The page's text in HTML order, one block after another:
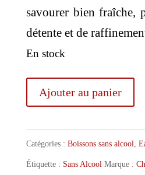
savourer bien fraîche,
détente et de
En stock
quantité
de
Chartreuse
Henri-
Marie
Ajouter au panier
Catégories : Boissons sans alcool,
Étiquette : Sans Alcool Marque :